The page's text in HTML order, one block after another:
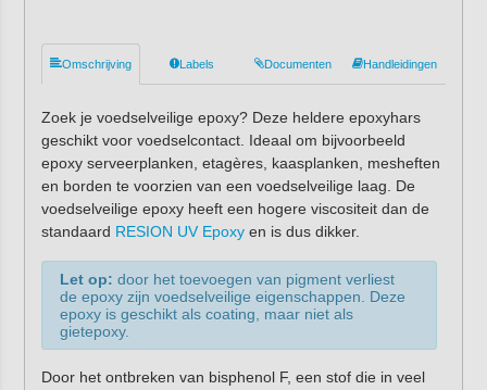
Omschrijving Labels Documenten Handleidingen
Zoek je voedselveilige epoxy? Deze heldere epoxyhars
geschikt voor voedselcontact. Ideaal om bijvoorbeeld
epoxy serveerplanken, etagères, kaasplanken, mesheften
en borden te voorzien van een voedselveilige laag. De
voedselveilige epoxy heeft een hogere viscositeit dan de
standaard RESION UV Epoxyen is dus dikker.
Let op: door het toevoegen van pigment verliest
de epoxy zijn voedselveilige eigenschappen. Deze
epoxy is geschikt als coating, maar niet als
gietepoxy.
Door het ontbreken van bisphenol F, een stof die in veel